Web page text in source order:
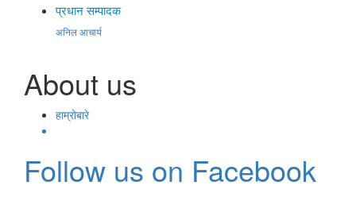
प्रधान सम्पादक
अनिल आचार्य
About us
हाम्रोबारे
Follow us on Facebook